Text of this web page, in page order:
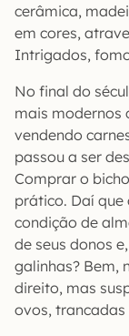
cerâmica,
em cores,
Intrigados,
No final do
mais modernos
vendendo
passou a ser
Comprar o
prático. Daí
condição de
de seus donos
galinhas? Bem,
direito, mas
ovos, trancadas